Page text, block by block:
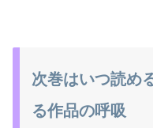
次巻はいつ読め
る作品の呼吸